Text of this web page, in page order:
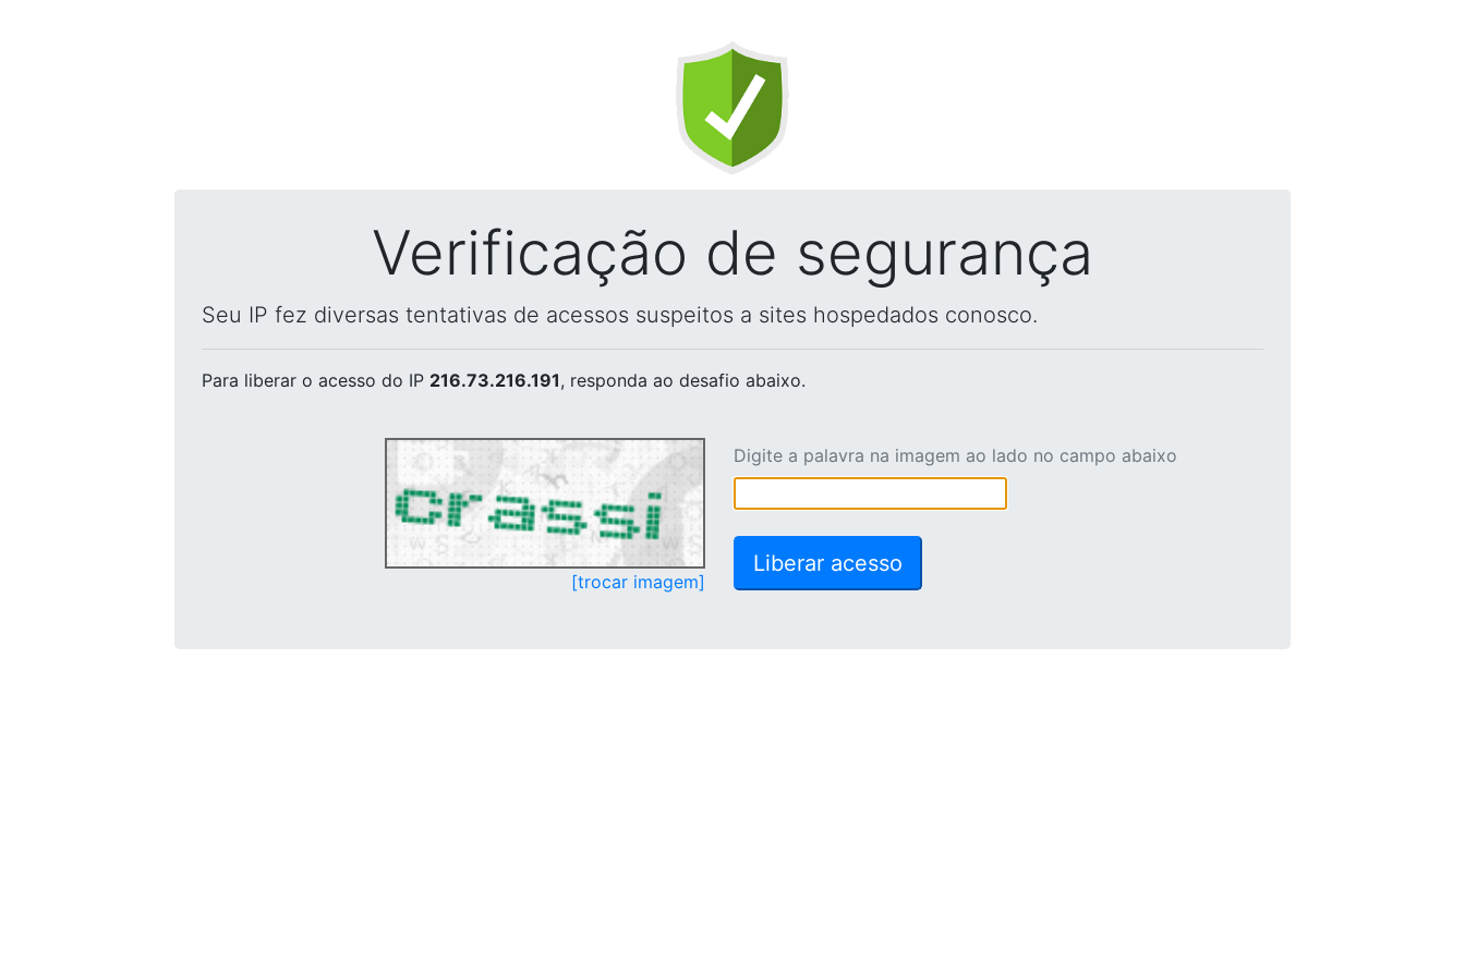
Verificação de segurança
Seu IP fez diversas tentativas de acessos suspeitos a sites hospedados conosco.
Para liberar o acesso do IP 216.73.216.191, responda ao desafio abaixo.
[trocar imagem]
Digite a palavra na imagem ao lado no campo abaixo